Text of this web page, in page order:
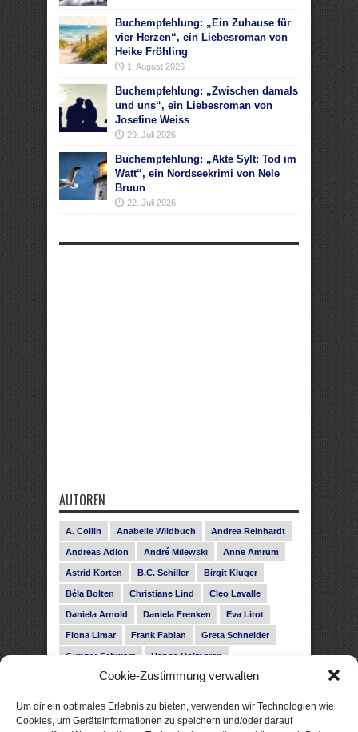
Cookie-Zustimmung verwalten
Um dir ein optimales Erlebnis zu bieten, verwenden wir Technologien wie
Cookies, um Geräteinformationen zu speichern und/oder darauf
Buchempfehlung: „Ein Zuhause für
vier Herzen“, ein Liebesroman von
Heike Fröhling
1. August 2026
Buchempfehlung: „Zwischen damals
und uns“, ein Liebesroman von
Josefine Weiss
29. Juli 2026
Buchempfehlung: „Akte Sylt: Tod im
Watt“, ein Nordseekrimi von Nele
Bruun
22. Juli 2026
AUTOREN
A. Collin Anabelle Wildbuch Andrea Reinhardt
Andreas Adlon André Milewski Anne Amrum
Astrid Korten B.C. Schiller Birgit Kluger
Béla Bolten Christiane Lind Cleo Lavalle
Daniela Arnold Daniela Frenken Eva Lirot
Fiona Limar Frank Fabian Greta Schneider
Gunnar Schwarz Hanna Holmgren
Heike Fröhling Ina Glahe Ivo Pala J. Vellguth
Leonie Haubrich Lilly Labord Livia Pipes